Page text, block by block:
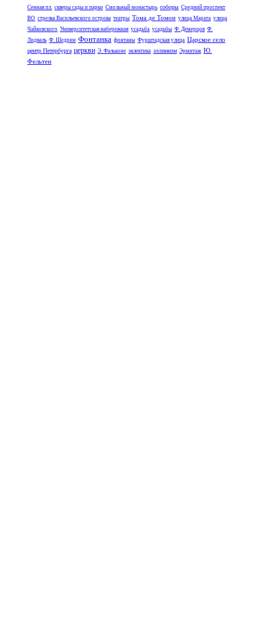
Сенная пл. скверы сады и парки Смольный монастырь соборы Средний проспект
ВО стрелка Васильевского острова театры Тома де Томон улица Марата улица
Чайковского Университетская набережная усадьба усадьбы Ф. Демерцов Ф.
Лидваль Ф. Шедрин Фонтанка фонтаны Фурштадская улица Царское село
центр Петербурга церкви Э. Фальконе эклектика эллинизм Эрмитаж Ю.
Фельтен